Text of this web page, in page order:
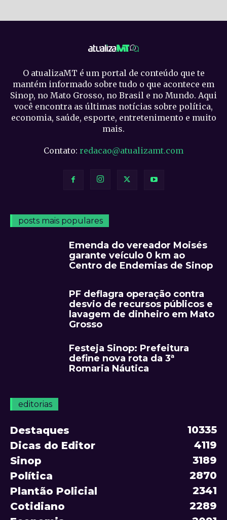
O atualizaMT é um portal de conteúdo que te
mantém informado sobre tudo o que acontece em
Sinop, no Mato Grosso, no Brasil e no Mundo. Aqui
você encontra as últimas notícias sobre política,
economia, saúde, esporte, entretenimento e muito
mais.
Contato: redacao@atualizamt.com
posts mais populares
Emenda do vereador Moisés
garante veículo 0 km ao
Centro de Endemias de Sinop
PF deflagra operação contra
desvio de recursos públicos e
lavagem de dinheiro em Mato
Grosso
Festeja Sinop: Prefeitura
define nova rota da 3ª
Romaria Náutica
editorias
Destaques
10335
Dicas do Editor
4119
Sinop
3189
Política
2870
Plantão Policial
2341
Cotidiano
2289